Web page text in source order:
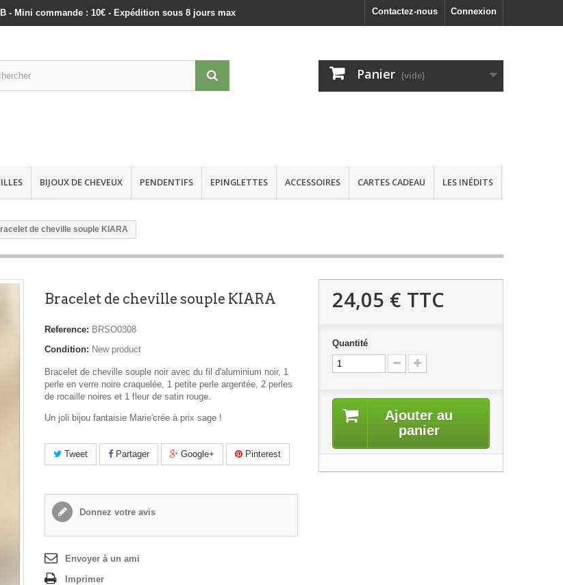
Connexion
Contactez-nous
- Mini commande : 10€ - Expédition sous 8 jours max
Panier (vide)
BIJOUX DE CHEVEUX PENDENTIFS EPINGLETTES ACCESSOIRES CARTES CADEAU LES INÉDITS
de cheville souple KIARA
Bracelet de cheville souple KIARA
Reference: BRSO0308
Condition: New product
Bracelet de cheville souple noir avec du fil d'aluminium noir, 1
perle en verre noire craquelée, 1 petite perle argentée, 2 perles
de rocaille noires et 1 fleur de satin rouge.
Un joli bijou fantaisie Marie'crée à prix sage !
Tweet Partager Google+ Pinterest
Donnez votre avis
Envoyer à un ami
Imprimer
24,05 € TTC
Quantité
Ajouter au
panier